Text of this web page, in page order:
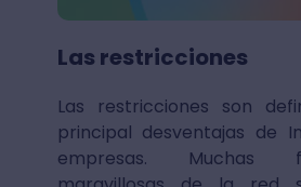
Las restricciones
Las restricciones son
principal desventajas de
empresas. Muchas